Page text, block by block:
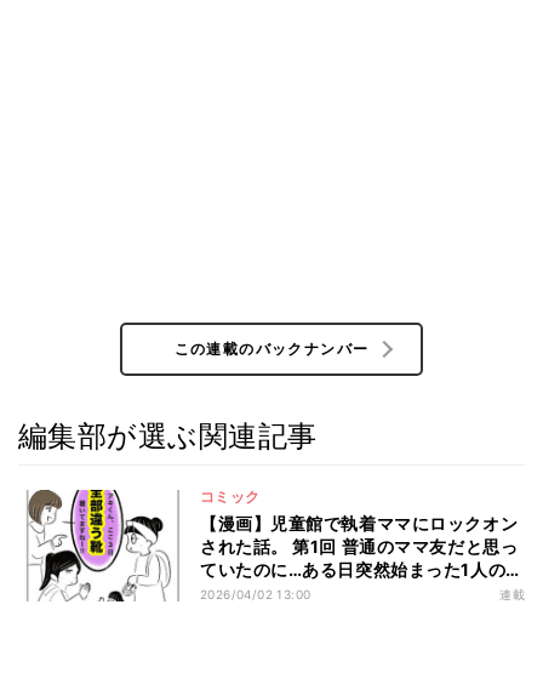
この連載のバックナンバー
編集部が選ぶ関連記事
コミック
【漫画】児童館で執着ママにロックオン
された話。 第1回 普通のママ友だと思っ
ていたのに…ある日突然始まった1人のマ
マ友の異常な執着。どうして私なの!?
2026/04/02 13:00 連載